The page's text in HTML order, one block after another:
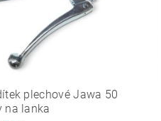
plechové Jawa 50
na lanka